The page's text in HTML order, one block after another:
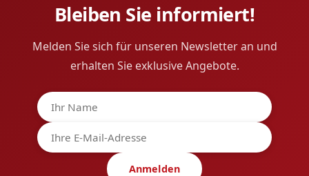
Bleiben Sie informiert!
Melden Sie sich für unseren Newsletter an und
erhalten Sie exklusive Angebote.
Anmelden